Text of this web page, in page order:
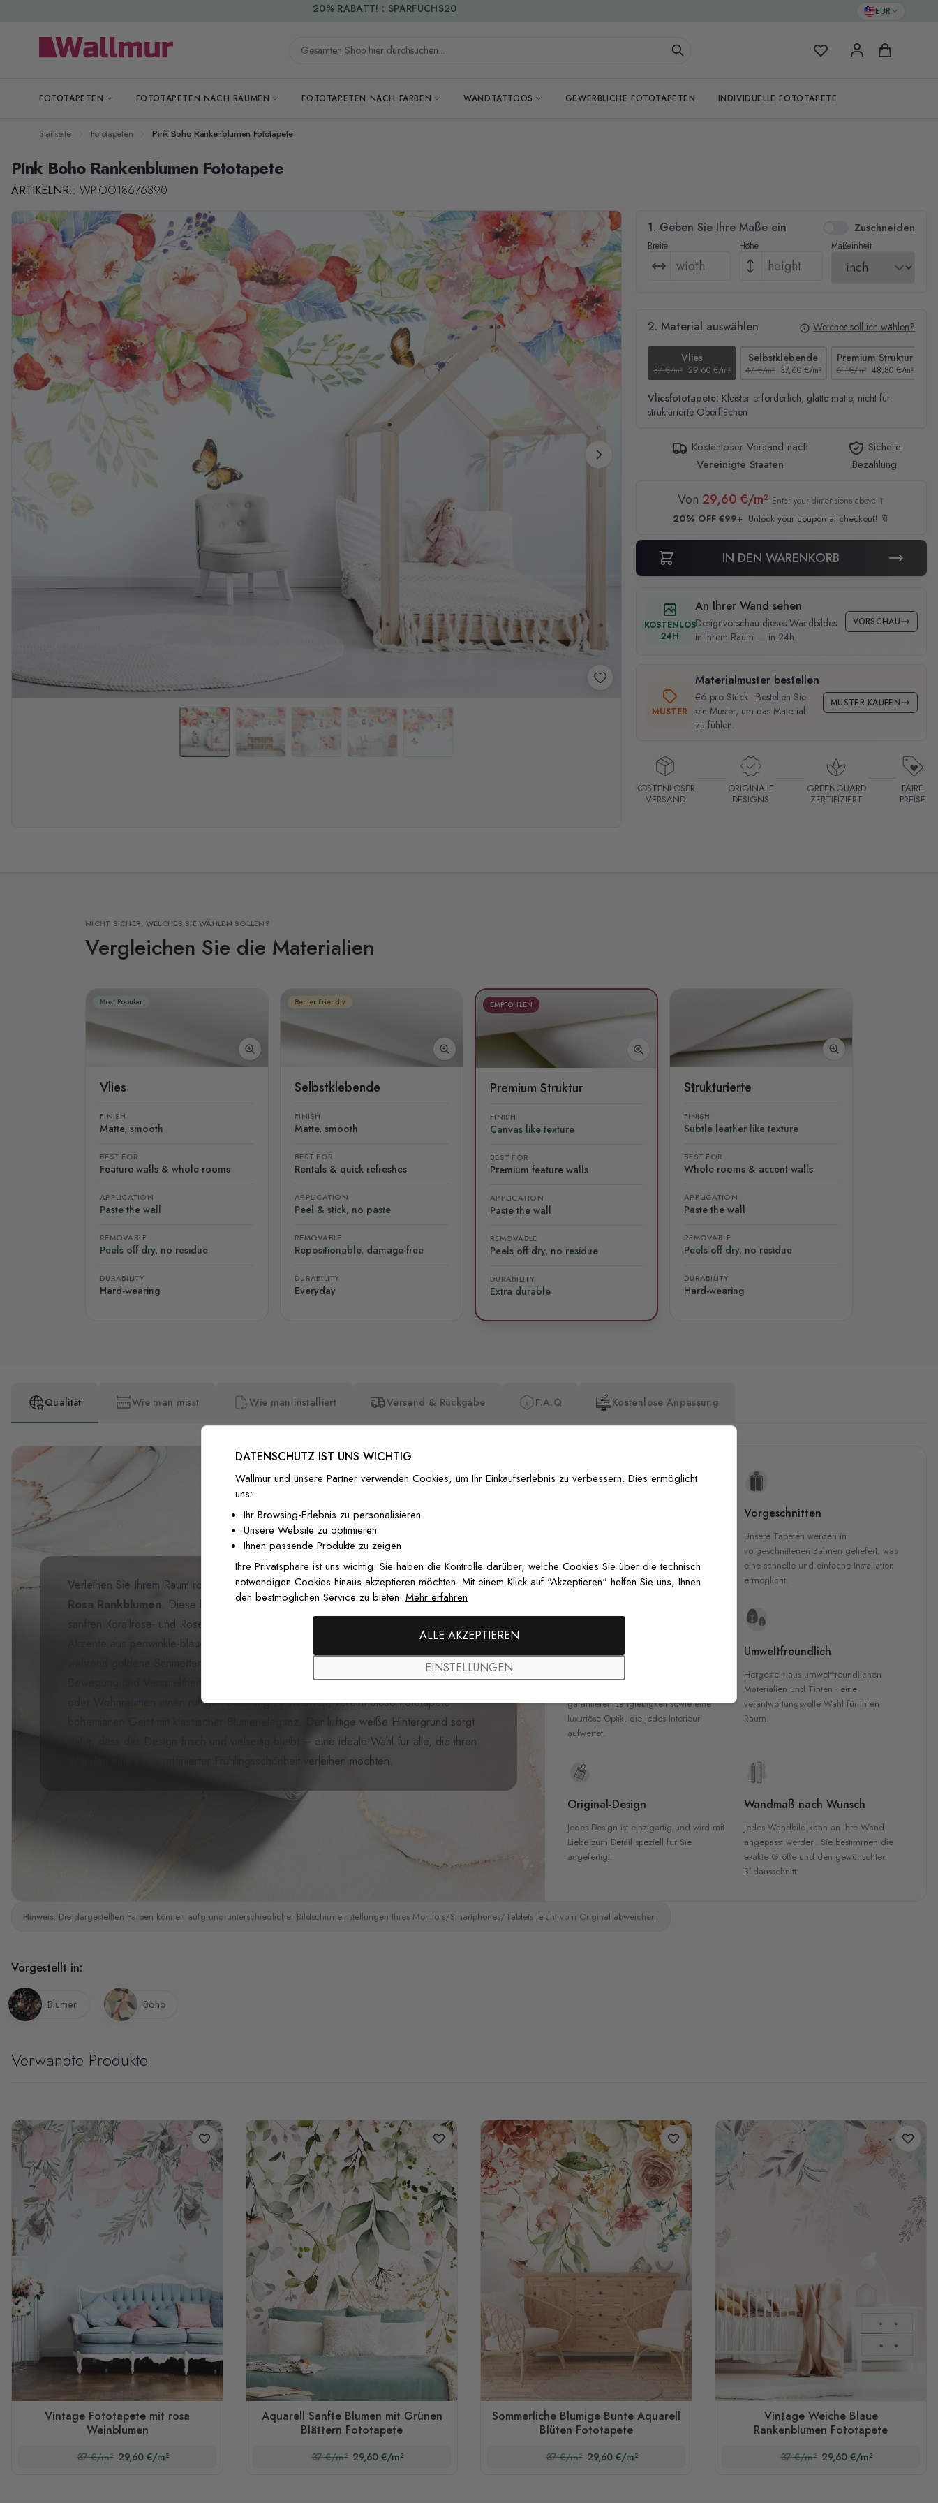
EUR
Gesamten Shop hier durchsuchen... Meine FavoritenWarenkorb
FOTOTAPETEN FOTOTAPETEN NACH RÄUMEN FOTOTAPETEN NACH FARBEN WANDTATTOOS GEWERBLICHE FOTOTAPETEN INDIVIDUELLE FOTOTAPETE
VERSANDKOSTENFREI
Startseite Fototapeten Pink Boho Rankenblumen Fototapete
Pink Boho Rankenblumen Fototapete
ARTIKELNR.: WP-OO18676390
1. Geben Sie Ihre Maße ein Zuschneiden
Breite Höhe Maßeinheit
2. Material auswählen Welches soll ich wählen?
Vlies
37 €/m² 29,60 €/m²
Selbstklebende
47 €/m² 37,60 €/m²
Premium Struktur
61 €/m² 48,80 €/m²
Vliesfototapete: Kleister erforderlich, glatte matte, nicht für
strukturierte Oberflächen
Kostenloser Versand nach
Vereinigte Staaten
Sichere
Bezahlung
Von 29,60 €/m² Enter your dimensions above ↑
20% OFF €99+ Unlock your coupon at checkout! 🔖
IN DEN WARENKORB
KOSTENLOS
24H
An Ihrer Wand sehen
Designvorschau dieses Wandbildes
in Ihrem Raum — in 24h.
VORSCHAU
MUSTER
Materialmuster bestellen
€6 pro Stück · Bestellen Sie
ein Muster, um das Material
zu fühlen.
MUSTER KAUFEN
KOSTENLOSER
VERSAND
ORIGINALE
DESIGNS
GREENGUARD
ZERTIFIZIERT
FAIRE
PREISE
NICHT SICHER, WELCHES SIE WÄHLEN SOLLEN?
Vergleichen Sie die Materialien
Most Popular
Vlies
FINISH
Matte, smooth
BEST FOR
Feature walls & whole rooms
APPLICATION
Paste the wall
REMOVABLE
Peels off dry, no residue
DURABILITY
Hard-wearing
Renter Friendly
Selbstklebende
FINISH
Matte, smooth
BEST FOR
Rentals & quick refreshes
APPLICATION
Peel & stick, no paste
REMOVABLE
Repositionable, damage-free
DURABILITY
Everyday
EMPFOHLEN
Premium Struktur
FINISH
Canvas like texture
BEST FOR
Premium feature walls
APPLICATION
Paste the wall
REMOVABLE
Peels off dry, no residue
DURABILITY
Extra durable
Strukturierte
FINISH
Subtle leather like texture
BEST FOR
Whole rooms & accent walls
APPLICATION
Paste the wall
REMOVABLE
Peels off dry, no residue
DURABILITY
Hard-wearing
Qualität Wie man misst Wie man installiert Versand & Rückgabe F.A.Q Kostenlose Anpassung
Verleihen Sie Ihrem Raum romantischen Gartenzauber mit unsererBoho-Fototapete
Rosa Rankblumen. Diese bezaubernde Fototapete zeigt zarteAquarellblütenin
sanften Korallrosa- und Rosétönen, die an filigranen Ranken elegant arrangiert sind.
Akzente aus periwinkle-blauen Blättern und dezenten violetten Beeren verleihen Tiefe,
während goldene Schmetterlinge zwischen den Blumen flattern und dem Design
Bewegung und Verspieltheit hinzufügen. Perfekt, um in Schlafzimmern, Ankleidezimmern
oder Wohnräumen einen ruhigen Blickfang zu schaffen, vereint diese Fototapete
bohemianen Geist mit klassischer Blumeneleganz. Der luftige weiße Hintergrund sorgt
dafür, dass das Design frisch und vielseitig bleibt – eine ideale Wahl für alle, die ihren
Wänden eine Prise raffinierter Frühlingsschönheit verleihen möchten.
zertifizierten Tinten für garantierte
Sicherheit in Innenräumen.
Vorgeschnitten
Unsere Tapeten werden in
vorgeschnittenen Bahnen geliefert, was
eine schnelle und einfache Installation
ermöglicht.
Hochwertige Materialien
garantieren Langlebigkeit sowie eine
luxuriöse Optik, die jedes Interieur
aufwertet.
Umweltfreundlich
Hergestellt aus umweltfreundlichen
Materialien und Tinten - eine
verantwortungsvolle Wahl für Ihren
Raum.
Original-Design
Jedes Design ist einzigartig und wird mit
Liebe zum Detail speziell für Sie
angefertigt.
Wandmaß nach Wunsch
Jedes Wandbild kann an Ihre Wand
angepasst werden. Sie bestimmen die
exakte Größe und den gewünschten
Bildausschnitt.
Hinweis: Die dargestellten Farben können aufgrund unterschiedlicher Bildschirmeinstellungen Ihres Monitors/Smartphones/Tablets leicht vom Original abweichen.
Vorgestellt in:
Blumen Boho
Verwandte Produkte
Vintage Fototapete mit rosa
Weinblumen
37 €/m² 29,60 €/m²
Aquarell Sanfte Blumen mit Grünen
Blättern Fototapete
37 €/m² 29,60 €/m²
Sommerliche Blumige Bunte Aquarell
Blüten Fototapete
37 €/m² 29,60 €/m²
Vintage Weiche Blaue
Rankenblumen Fototapete
37 €/m² 29,60 €/m²
DATENSCHUTZ IST UNS WICHTIG
Wallmur und unsere Partner verwenden Cookies, um Ihr Einkaufserlebnis zu verbessern. Dies ermöglicht
uns:
Ihr Browsing-Erlebnis zu personalisieren
Unsere Website zu optimieren
Ihnen passende Produkte zu zeigen
Ihre Privatsphäre ist uns wichtig. Sie haben die Kontrolle darüber, welche Cookies Sie über die technisch
notwendigen Cookies hinaus akzeptieren möchten. Mit einem Klick auf "Akzeptieren" helfen Sie uns, Ihnen
den bestmöglichen Service zu bieten. Mehr erfahren
ALLE AKZEPTIEREN
EINSTELLUNGEN